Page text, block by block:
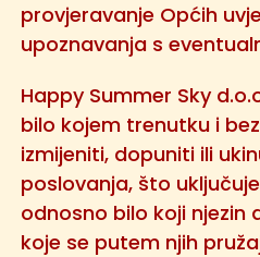
provjeravanje Općih
upoznavanja s
Happy Summer Sky
bilo kojem trenutku i
izmijeniti, dopuniti ili
poslovanja, što
odnosno bilo koji njezin
koje se putem njih